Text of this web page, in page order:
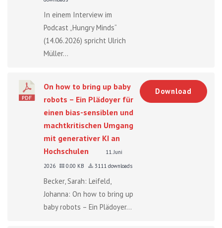
In einem Interview im
Podcast „Hungry Minds“
(14.06.2026) spricht Ulrich
Müller...
On how to bring up baby
robots – Ein Plädoyer für
einen bias-sensiblen und
machtkritischen Umgang
mit generativer KI an
Hochschulen
11. Juni
2026
0.00 KB 3111 downloads
Becker, Sarah: Leifeld,
Johanna: On how to bring up
baby robots – Ein Plädoyer...
Download